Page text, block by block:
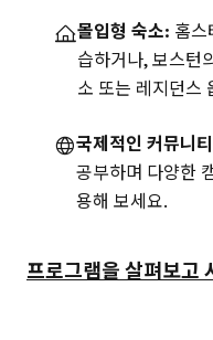
몰입형 숙소: 홈스
습하거나, 보스턴
소 또는 레지던스
국제적인 커뮤니
공부하며 다양한
용해 보세요.
프로그램을 살펴보고